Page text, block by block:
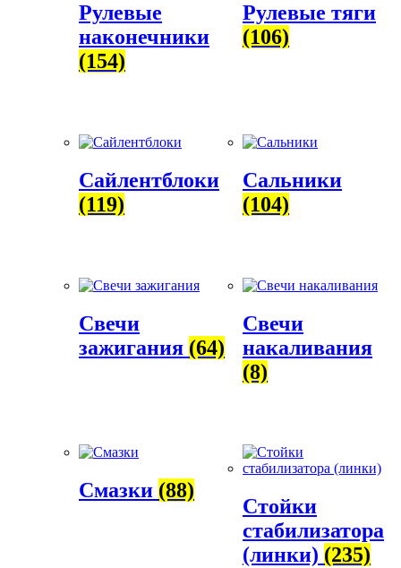
Рулевые
наконечники
(154)
Рулевые тяги
(106)
Сайлентблоки
(119)
Сальники
(104)
Свечи
зажигания (64)
Свечи
накаливания
(8)
Смазки (88)
Стойки
стабилизатора
(линки) (235)